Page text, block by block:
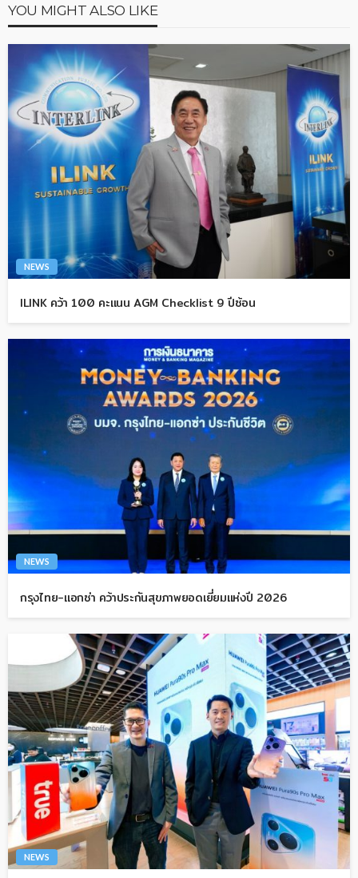
YOU MIGHT ALSO LIKE
NEWS
ILINK คว้า 100 คะแนน AGM Checklist 9 ปีซ้อน
NEWS
กรุงไทย-แอกซ่า คว้าประกันสุขภาพยอดเยี่ยมแห่งปี 2026
NEWS